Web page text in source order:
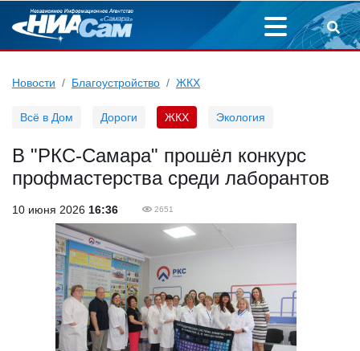
Новости Благоустройство ЖКХ
Всё в Дом Дороги ЖКХ Экология
В "РКС-Самара" прошёл конкурс
профмастерства среди лаборантов
10 июня 2026 16:36 2651